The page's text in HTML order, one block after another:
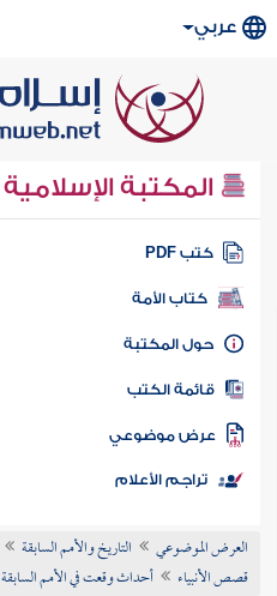
عربي
المكتبة الإسلامية
كتب PDF
كتاب الأمة
المكتبة
الكتب
موضوعي
تراجم الأعلام
العرض الموضوعي التاريخ والأمم السابقة
قصص الأنبياء
أحداث وقعت في الأمم السابقة